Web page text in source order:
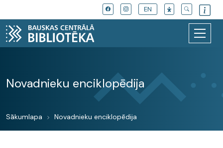
EN
Novadnieku enciklopēdija
Sākumlapa Novadnieku enciklopēdija